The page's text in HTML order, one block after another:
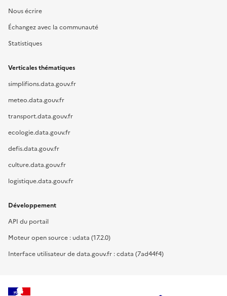
Nous écrire
Échangez avec la communauté
Statistiques
Verticales thématiques
simplifions.data.gouv.fr
meteo.data.gouv.fr
transport.data.gouv.fr
ecologie.data.gouv.fr
defis.data.gouv.fr
culture.data.gouv.fr
logistique.data.gouv.fr
Développement
API du portail
Moteur open source : udata (17.2.0)
Interface utilisateur de data.gouv.fr : cdata (7ad44f4)